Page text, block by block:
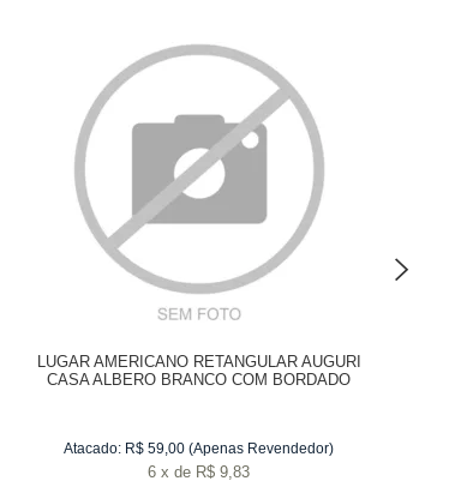
LUGAR AMERICANO RETANGULAR AUGURI
CASA ALBERO BRANCO COM BORDADO
Atacado: R$ 59,00 (Apenas Revendedor)
6 x de R$ 9,83